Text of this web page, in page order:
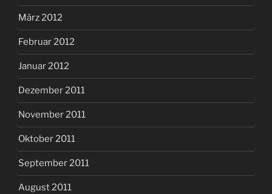
März 2012
Februar 2012
Januar 2012
Dezember 2011
November 2011
Oktober 2011
September 2011
August 2011